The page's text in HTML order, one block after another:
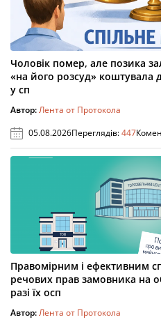
Чоловік помер, але позика
«на його розсуд» коштувала
у сп
Автор:Лента от Протокола
05.08.2026Переглядів:447
Правомірним і ефективним
речових прав замовника на
разі їх осп
Автор:Лента от Протокола